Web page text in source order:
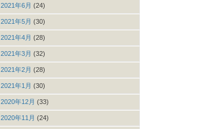
2021年6月 (24)
2021年5月 (30)
2021年4月 (28)
2021年3月 (32)
2021年2月 (28)
2021年1月 (30)
2020年12月 (33)
2020年11月 (24)